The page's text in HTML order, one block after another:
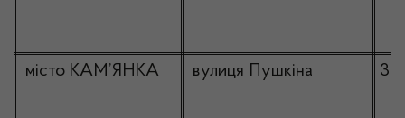
місто КАМ’ЯНКА вулиця Пушкіна 39